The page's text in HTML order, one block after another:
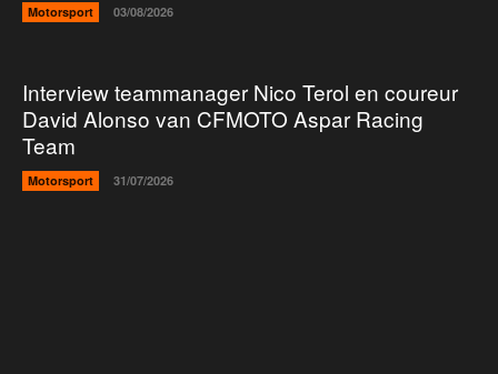
Motorsport 03/08/2026
Interview teammanager Nico Terol en coureur
David Alonso van CFMOTO Aspar Racing
Team
Motorsport 31/07/2026